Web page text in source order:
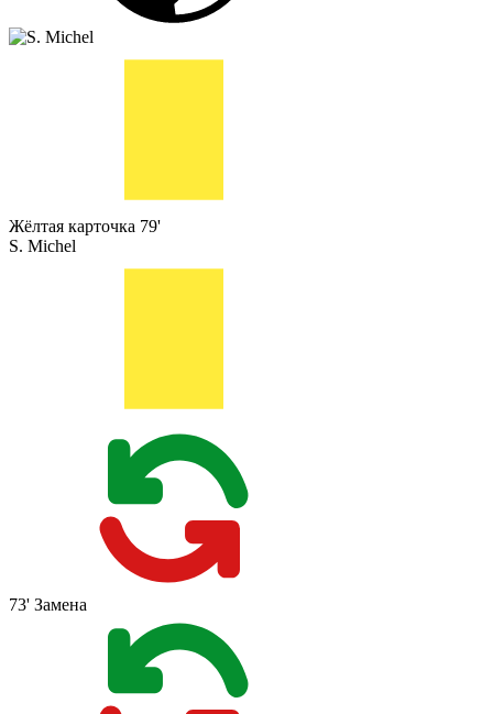
Жёлтая карточка 79'
S. Michel
73' Замена